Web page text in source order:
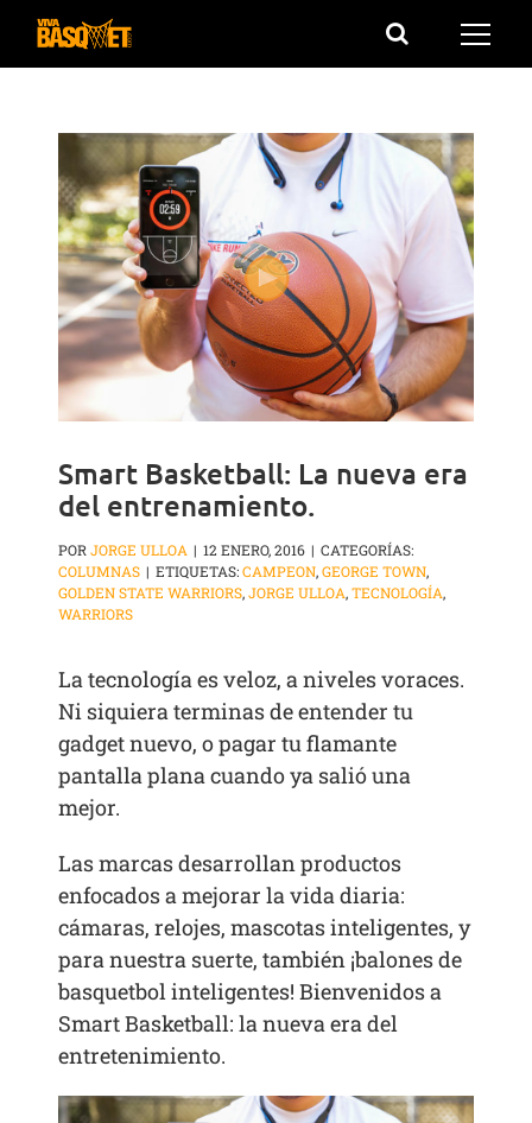
Saltar
Smart Basketball: La nueva era
del entrenamiento.
PORJORGE ULLOA | 12 ENERO, 2016 | CATEGORÍAS:
COLUMNAS | ETIQUETAS:CAMPEON,GEORGE TOWN,
GOLDEN STATE WARRIORS,JORGE ULLOA,TECNOLOGÍA,
WARRIORS
La tecnología es veloz, a niveles voraces.
Ni siquiera terminas de entender tu
gadget nuevo, o pagar tu flamante
pantalla plana cuando ya salió una
mejor.
Las marcas desarrollan productos
enfocados a mejorar la vida diaria:
cámaras, relojes, mascotas inteligentes, y
para nuestra suerte, también ¡balones de
basquetbol inteligentes! Bienvenidos a
Smart Basketball: la nueva era del
entretenimiento.